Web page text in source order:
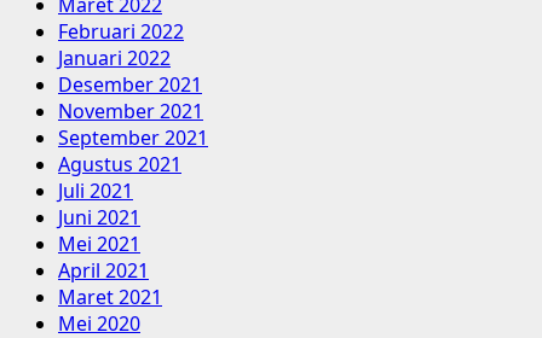
Februari 2022
Januari 2022
Desember 2021
November 2021
September 2021
Agustus 2021
Juli 2021
Juni 2021
Mei 2021
April 2021
Maret 2021
Mei 2020